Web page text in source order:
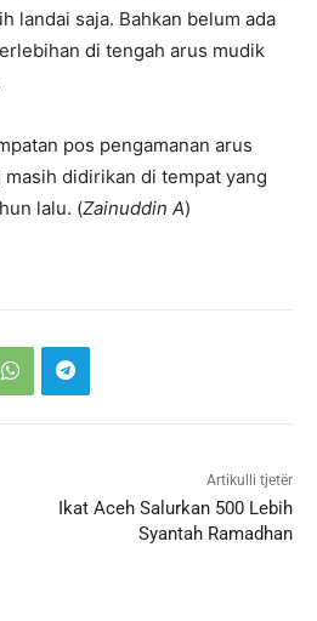
landai saja. Bahkan belum ada
di tengah arus mudik
pos pengamanan arus
didirikan di tempat yang
lalu. (Zainuddin A)
Artikulli tjetër
Ikat Aceh Salurkan 500 Lebih
Syantah Ramadhan